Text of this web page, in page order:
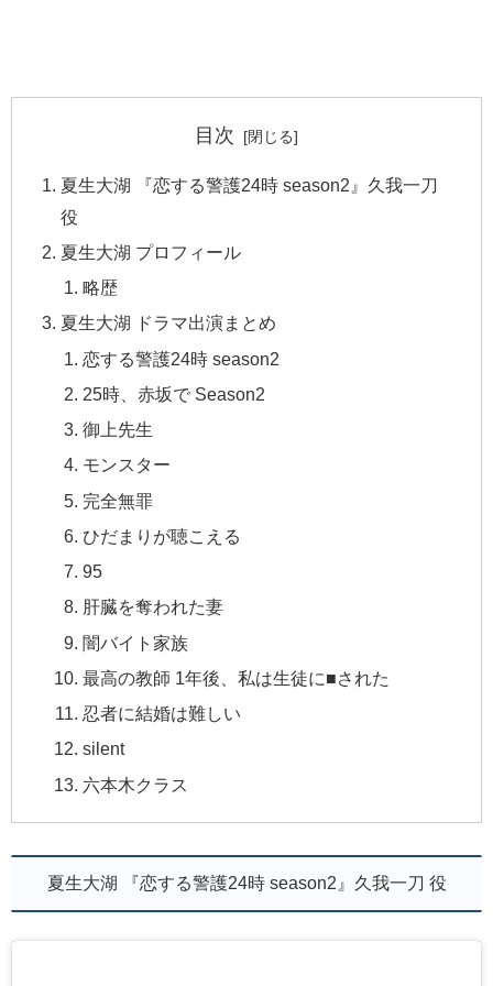
目次
夏生大湖 『恋する警護24時 season2』久我一刀
役
夏生大湖 プロフィール
略歴
夏生大湖 ドラマ出演まとめ
恋する警護24時 season2
25時、赤坂で Season2
御上先生
モンスター
完全無罪
ひだまりが聴こえる
95
肝臓を奪われた妻
闇バイト家族
最高の教師 1年後、私は生徒に■された
忍者に結婚は難しい
silent
六本木クラス
夏生大湖 『恋する警護24時 season2』久我一刀 役